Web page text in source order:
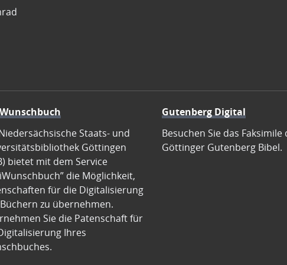
Staats- und
Göttingen
bietet mit dem Service
die Möglichkeit,
für die Digitalisierung
zu übernehmen.
Sie die Patenschaft für
Ihres
Gutenberg Digital
Besuchen Sie das Faksimile
Göttinger Gutenberg Bibel.